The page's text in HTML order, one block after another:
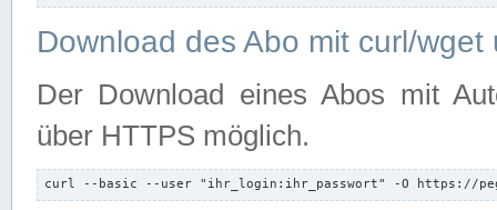
Download des Abo mit curl/
Der Download eines Abos mit
über HTTPS möglich.
curl --basic --user "ihr_login:ihr_passwort" -O https://